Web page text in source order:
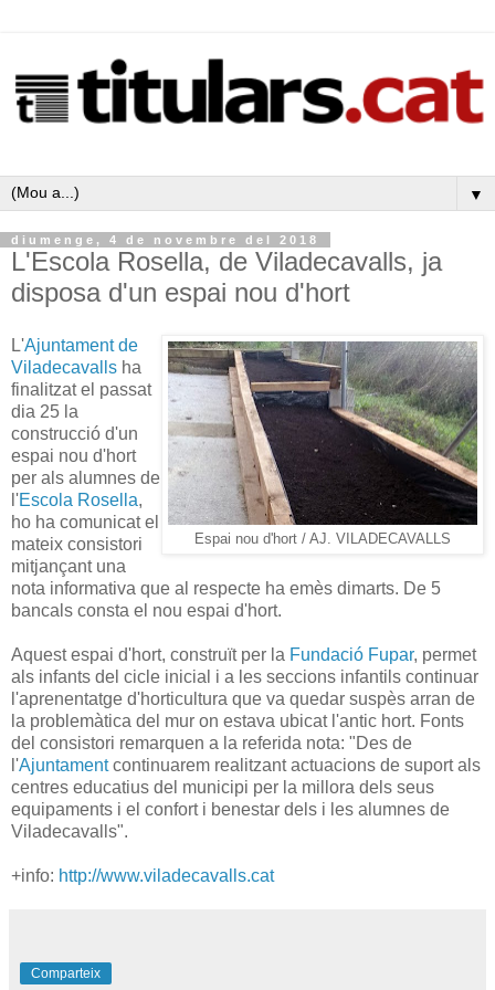
▼
diumenge, 4 de novembre del 2018
L'Escola Rosella, de Viladecavalls, ja
disposa d'un espai nou d'hort
Espai nou d'hort / AJ. VILADECAVALLS
L'Ajuntament de
Viladecavalls ha
finalitzat el passat
dia 25 la
construcció d'un
espai nou d'hort
per als alumnes de
l'Escola Rosella,
ho ha comunicat el
mateix consistori
mitjançant una
nota informativa que al respecte ha emès dimarts. De 5
bancals consta el nou espai d'hort.
Aquest espai d'hort, construït per la Fundació Fupar, permet
als infants del cicle inicial i a les seccions infantils continuar
l'aprenentatge d'horticultura que va quedar suspès arran de
la problemàtica del mur on estava ubicat l'antic hort. Fonts
del consistori remarquen a la referida nota: "Des de
l'Ajuntamentcontinuarem realitzant actuacions de suport als
centres educatius del municipi per la millora dels seus
equipaments i el confort i benestar dels i les alumnes de
Viladecavalls".
+info: http://www.viladecavalls.cat
Comparteix